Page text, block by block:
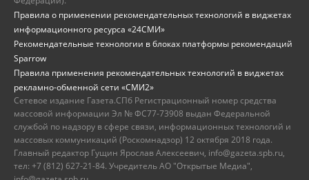
Правила о применении рекомендательных технологий в виджетах
информационного ресурса «24СМИ»
Рекомендательные технологии в блоках платформы рекомендаций
Sparrow
Правила применения рекомендательных технологий в виджетах
рекламно-обменной сети «СМИ2»
Сетевое издание Газета.СПб Регистрационный номер средства
массовой информации Эл № ФС77-73908 выдан Федеральной
службой по надзору в сфере связи, информационных технологий и
массовых коммуникаций (Роскомнадзор) 12 октября 2018 года.
Главный редактор Гущин Ярослав Алексеевич, info@gazeta.spb.ru,
тел: +7 (812) 627-21-84. Учредитель АО "Открытые Медиа",